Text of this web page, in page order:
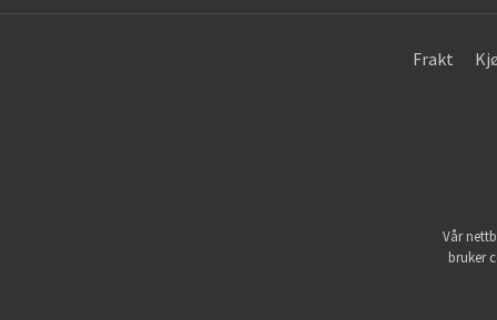
Frakt
Vår
bruker